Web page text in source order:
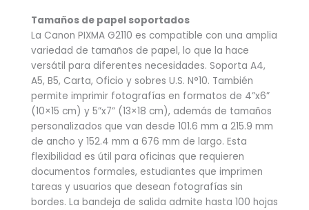
Tamaños de papel soportados
La Canon PIXMA G2110 es compatible con una amplia
variedad de tamaños de papel, lo que la hace
versátil para diferentes necesidades. Soporta A4,
A5, B5, Carta, Oficio y sobres U.S. N°10. También
permite imprimir fotografías en formatos de 4”x6”
(10×15 cm) y 5”x7” (13×18 cm), además de tamaños
personalizados que van desde 101.6 mm a 215.9 mm
de ancho y 152.4 mm a 676 mm de largo. Esta
flexibilidad es útil para oficinas que requieren
documentos formales, estudiantes que imprimen
tareas y usuarios que desean fotografías sin
bordes. La bandeja de salida admite hasta 100 hojas